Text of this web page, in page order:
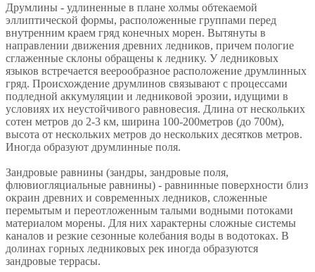
Друмлины - удлиненные в плане холмы обтекаемой
эллиптической формы, расположенные группами перед
внутренним краем гряд конечных морен. Вытянуты в
направлении движения древних ледников, причем пологие
сглаженные склоны обращены к леднику. У ледниковых
языков встречается веерообразное расположение друмлинных
гряд. Происхождение друмлинов связывают с процессами
подледной аккумуляции и ледниковой эрозии, идущими в
условиях их неустойчивого равновесия. Длина от нескольких
сотен метров до 2-3 км, ширина 100-200метров (до 700м),
высота от нескольких метров до нескольких десятков метров.
Иногда образуют друмлинные поля.
Зандровые равнины (зандры, зандровые поля,
флювиогляциальные равнины) - равнинные поверхности близ
окраин древних и современных ледников, сложенные
перемытым и переотложенным талыми водными потоками
материалом морены. Для них характерны сложные системы
каналов и резкие сезонные колебания воды в водотоках. В
долинах горных ледниковых рек иногда образуются
зандровые террасы.